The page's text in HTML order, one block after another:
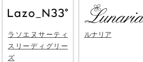
ラソエヌサーティ
スリーディグリー
ズ
ルナリア